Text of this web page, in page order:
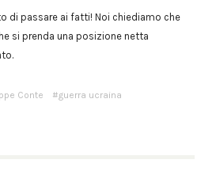
di passare ai fatti! Noi chiediamo che
si prenda una posizione netta
Conte
guerra ucraina